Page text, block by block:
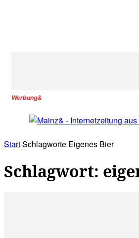
Werbung&
StartSchlagworte Eigenes Bier
Schlagwort: